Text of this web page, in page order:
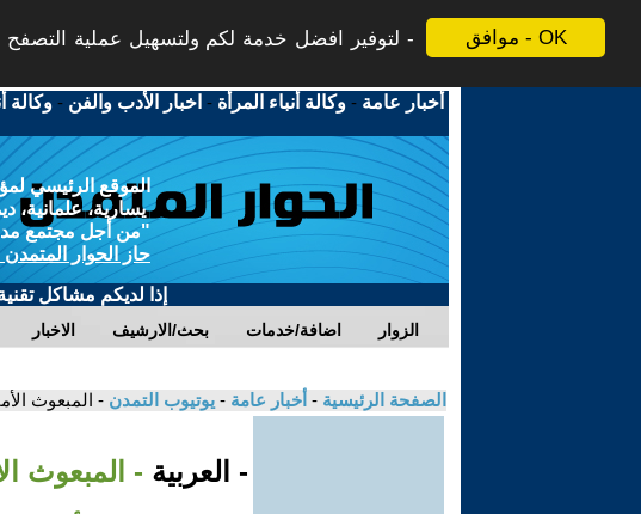
موافق - OK
لتوفير افضل خدمة لكم ولتسهيل عملية التصفح
أخبار عامة -وكالة أنباء المرأة - اخبار الأدب والفن -وكالة
الموقع الرئيسي
يسارية، علمانية،
"من أجل مجتمع
حاز الحوار
إذا لديكم مشاكل
الاخبار بحث/الارشيف اضافة/خدمات الزوار
الصفحة الرئيسية - أخبار عامة - يوتيوب التمدن - المبعوث
- العربية - المبعوث